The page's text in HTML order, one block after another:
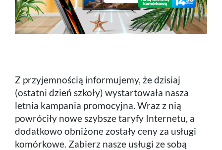
Z przyjemnością informujemy, że dzisiaj
(ostatni dzień szkoły) wystartowała nasza
letnia kampania promocyjna. Wraz z nią
powróciły nowe szybsze taryfy Internetu, a
dodatkowo obniżone zostały ceny za usługi
komórkowe. Zabierz nasze usługi ze sobą